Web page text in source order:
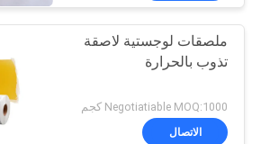
ملصقات لوجستية لاصقة
تذوب بالحرارة
Negotiatiable MOQ:1000 كجم
الاتصال